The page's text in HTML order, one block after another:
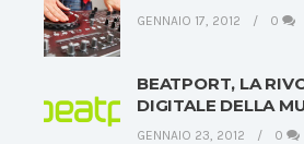
GENNAIO 17, 2012 0
BEATPORT, LA
DIGITALE DELLA
GENNAIO 23, 2012 0